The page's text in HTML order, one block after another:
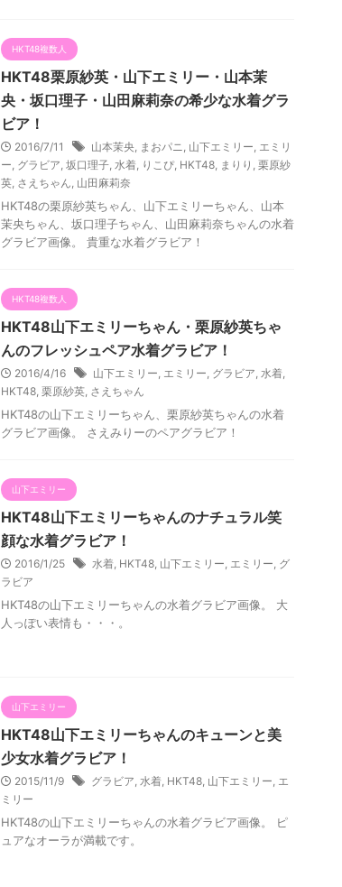
HKT48複数人
HKT48栗原紗英・山下エミリー・山本茉
央・坂口理子・山田麻莉奈の希少な水着グラ
ビア！
2016/7/11 山本茉央, まおパニ, 山下エミリー, エミリ
ー, グラビア, 坂口理子, 水着, りこぴ, HKT48, まりり , 栗原紗
英, さえちゃん, 山田麻莉奈
HKT48の栗原紗英ちゃん、山下エミリーちゃん、山本
茉央ちゃん、坂口理子ちゃん、山田麻莉奈ちゃんの水着
グラビア画像。 貴重な水着グラビア！
HKT48複数人
HKT48山下エミリーちゃん・栗原紗英ちゃ
んのフレッシュペア水着グラビア！
2016/4/16 山下エミリー, エミリー, グラビア, 水着,
HKT48, 栗原紗英, さえちゃん
HKT48の山下エミリーちゃん、栗原紗英ちゃんの水着
グラビア画像。 さえみりーのペアグラビア！
山下エミリー
HKT48山下エミリーちゃんのナチュラル笑
顔な水着グラビア！
2016/1/25 水着, HKT48, 山下エミリー, エミリー, グ
ラビア
HKT48の山下エミリーちゃんの水着グラビア画像。 大
人っぽい表情も・・・。
山下エミリー
HKT48山下エミリーちゃんのキューンと美
少女水着グラビア！
2015/11/9 グラビア, 水着, HKT48, 山下エミリー, エ
ミリー
HKT48の山下エミリーちゃんの水着グラビア画像。 ピ
ュアなオーラが満載です。